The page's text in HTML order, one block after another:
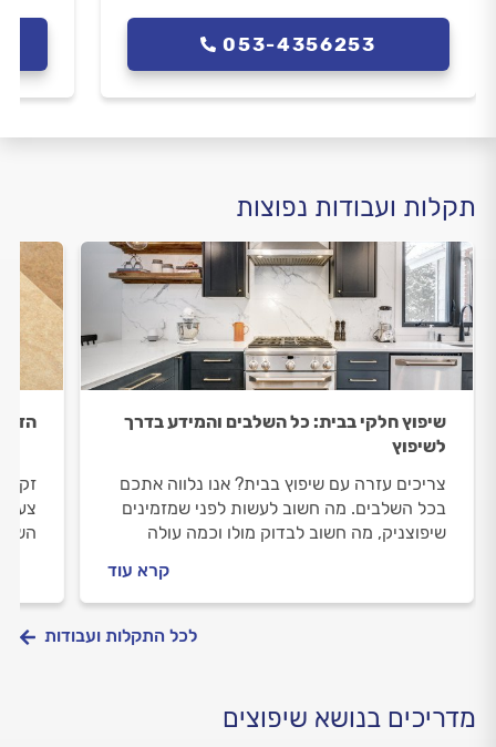
053-4356253
תקלות ועבודות נפוצות
שיפוץ חלקי בבית: כל השלבים והמידע בדרך
לשיפוץ
צריכים עזרה עם שיפוץ בבית? אנו נלווה אתכם
בכל השלבים. מה חשוב לעשות לפני שמזמינים
שיפוצניק, מה חשוב לבדוק מולו וכמה עולה
קרא עוד
צעד
לכל התקלות ועבודות
מדריכים בנושא שיפוצים